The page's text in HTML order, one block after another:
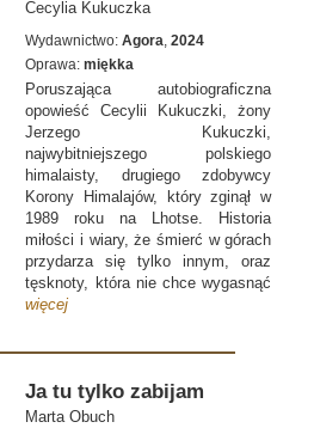
Cecylia Kukuczka
Wydawnictwo:Agora,2024
Oprawa:miękka
Poruszająca autobiograficzna
opowieść Cecylii Kukuczki, żony
Jerzego Kukuczki,
najwybitniejszego polskiego
himalaisty, drugiego zdobywcy
Korony Himalajów, który zginął w
1989 roku na Lhotse. Historia
miłości i wiary, że śmierć w górach
przydarza się tylko innym, oraz
tęsknoty, która nie chce wygasnąć
więcej
Ja tu tylko zabijam
Marta Obuch